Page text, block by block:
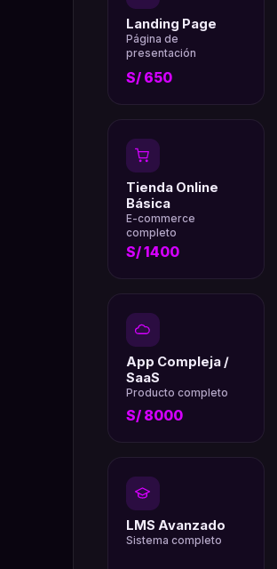
Landing Page
Página de
presentación
S/ 650
Tienda Online
Básica
E-commerce
completo
S/ 1400
App Compleja /
SaaS
Producto completo
S/ 8000
LMS Avanzado
Sistema completo